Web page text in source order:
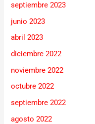
septiembre 2023
junio 2023
abril 2023
diciembre 2022
noviembre 2022
octubre 2022
septiembre 2022
agosto 2022